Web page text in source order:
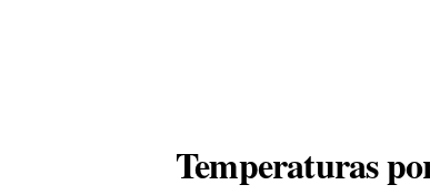
Temperaturas